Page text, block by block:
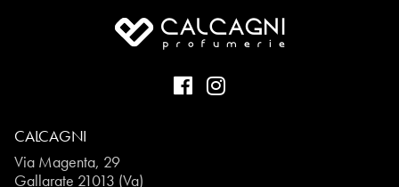
CALCAGNI
Via Magenta, 29
Gallarate 21013 (Va)